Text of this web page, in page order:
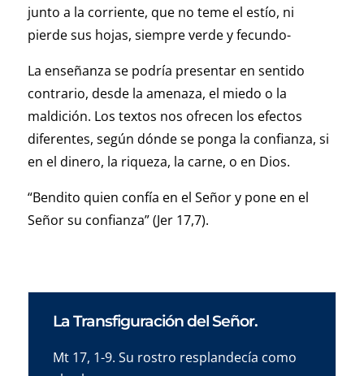
junto a la corriente, que no teme el estío, ni
pierde sus hojas, siempre verde y fecundo-
La enseñanza se podría presentar en sentido
contrario, desde la amenaza, el miedo o la
maldición. Los textos nos ofrecen los efectos
diferentes, según dónde se ponga la confianza, si
en el dinero, la riqueza, la carne, o en Dios.
“Bendito quien confía en el Señor y pone en el
Señor su confianza” (Jer 17,7).
La Transfiguración del Señor.
Mt 17, 1-9. Su rostro resplandecía como